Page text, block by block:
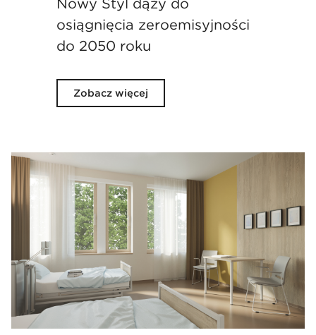
Nowy Styl dąży do
osiągnięcia zeroemisyjności
do 2050 roku
Zobacz więcej